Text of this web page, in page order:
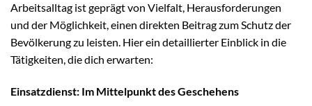
Arbeitsalltag ist geprägt von Vielfalt, Herausforderungen
und der Möglichkeit, einen direkten Beitrag zum Schutz der
Bevölkerung zu leisten. Hier ein detaillierter Einblick in die
Tätigkeiten, die dich erwarten:
Einsatzdienst: Im Mittelpunkt des Geschehens